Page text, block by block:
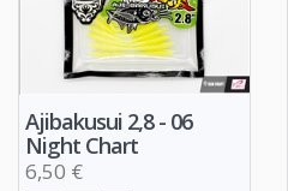
Ajibakusui 2,8 - 06
Night Chart
6,50 €